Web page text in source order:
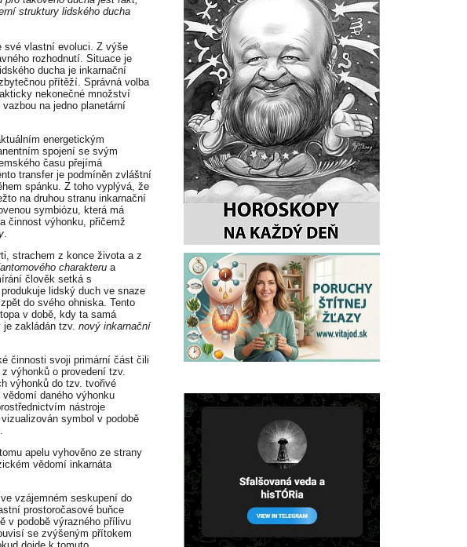
struktury lidského ducha
své vlastní evoluci. Z výše
rozhodnutí. Situace je
ducha je inkarnační
přítěží. Správná volba
nekonečné množství
na jedno planetární
energetickým
spojení se svým
času přejímá
transfer je podmíněn zvláštní
spánku. Z toho vyplývá, že
na druhou stranu inkarnační
symbiózu, která má
činnost výhonku, přičemž
.
strachem z konce života a z
charakteru a
člověk setká s
lidský duch ve snaze
do svého ohniska. Tento
v době, kdy ta samá
zakládán tzv. nový inkarnační
činnosti svoji primární část čili
výhonků o provedení tzv.
výhonků do tzv. tvořivé
daného výhonku
nástroje
symbol v podobě
apelu vyhověno ze strany
vědomí inkarnáta
vzájemném seskupení do
prostoročasové buňce
v podobě výrazného přílivu
se zvýšeným přítokem